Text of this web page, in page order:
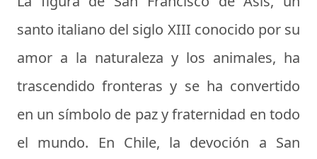
santo italiano del siglo XIII conocido por su
amor a la naturaleza y los animales, ha
trascendido fronteras y se ha convertido
en un símbolo de paz y fraternidad en todo
el mundo. En Chile, la devoción a San